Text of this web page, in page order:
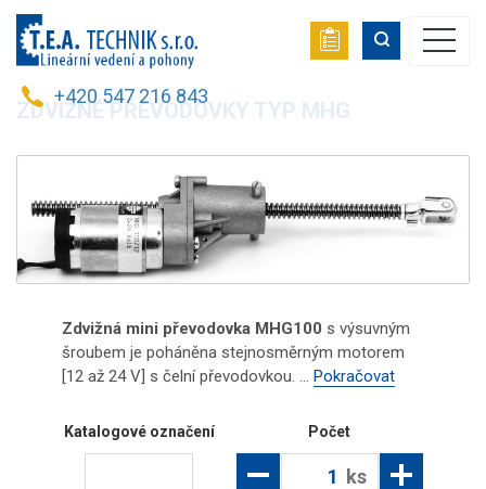
+420 547 216 843
ZDVIŽNÉ PŘEVODOVKY TYP MHG
Zdvižná mini převodovka MHG100 s výsuvným
šroubem je poháněna stejnosměrným motorem
[12 až 24 V] s čelní převodovkou. ... Pokračovat
Katalogové označení Počet
ks